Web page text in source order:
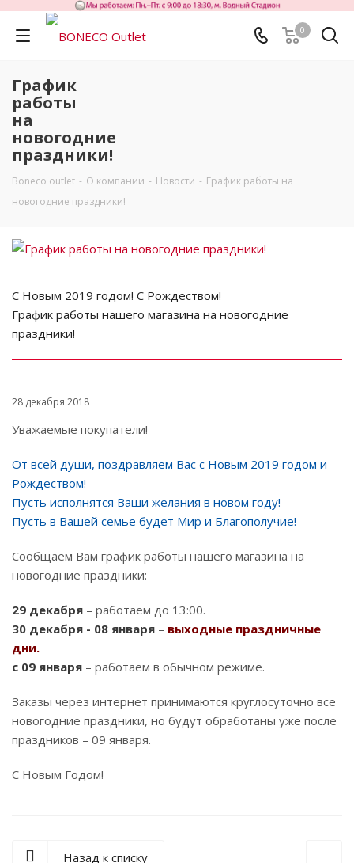
0
График
работы
на
новогодние
праздники!
Boneco outlet - О компании - Новости - График работы на
новогодние праздники!
С Новым 2019 годом! С Рождеством!
График работы нашего магазина на новогодние
праздники!
28 декабря 2018
Уважаемые покупатели!
От всей души, поздравляем Вас с Новым 2019 годом и
Рождеством!
Пусть исполнятся Ваши желания в новом году!
Пусть в Вашей семье будет Мир и Благополучие!
Сообщаем Вам график работы нашего магазина на
новогодние праздники:
29 декабря – работаем до 13:00.
30 декабря - 08 января – выходные праздничные
дни.
с 09 января – работаем в обычном режиме.
Заказы через интернет принимаются круглосуточно все
новогодние праздники, но будут обработаны уже после
праздников – 09 января.
С Новым Годом!
Назад к списку